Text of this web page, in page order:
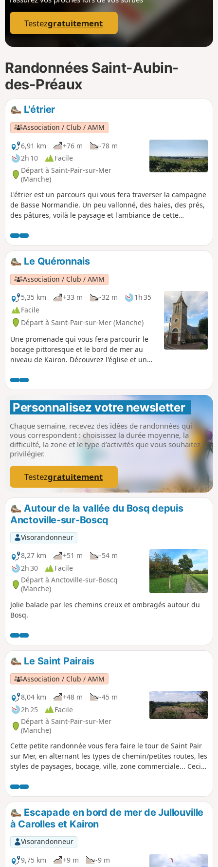
p
Testezgratuitement
Randonnées Saint-Aubin-
des-Préaux
L'étrier
Association / Club / AMM
6,91 km
+76 m
-78 m
2h 10
Facile
Départ à Saint-Pair-sur-Mer
(Manche)
L'étrier est un parcours qui vous fera traverser la campagne
de Basse Normandie. Un peu vallonné, des haies, des prés,
des pâtures, voilà le paysage et l'ambiance de cette
Le Quéronnais
Association / Club / AMM
5,35 km
+33 m -32 m
1h 35
Facile
Départ à Saint-Pair-sur-Mer (Manche)
Une promenade qui vous fera parcourir le
bocage pittoresque et le bord de mer au
niveau de Kairon. Découvrez l'église et un
Personnalisez votre newsletter
Chaque semaine, recevez des idées de randonnées qui
vous correspondent : choisissez la durée moyenne, la
difficulté, la zone et le type d’activités que vous souhaitez
privilégier.
Testezgratuitement
Autour de la vallée du Bosq depuis
Anctoville-sur-Boscq
Visorandonneur
8,27 km
+51 m
-54 m
2h 30
Facile
Départ à Anctoville-sur-Boscq
(Manche)
Jolie balade par les chemins creux et ombragés autour du
Bosq.
Le Saint Pairais
Association / Club / AMM
8,04 km
+48 m
-45 m
2h 25
Facile
Départ à Saint-Pair-sur-Mer
(Manche)
Cette petite randonnée vous fera faire le tour de Saint Pair
sur Mer, en alternant les types de chemin/petites routes, les
styles de paysages, bocage, ville, zone commerciale... Ceci
Escapade en bord de mer de Jullouville
à Carolles et Kairon
Visorandonneur
9,75 km
+9 m
-9 m